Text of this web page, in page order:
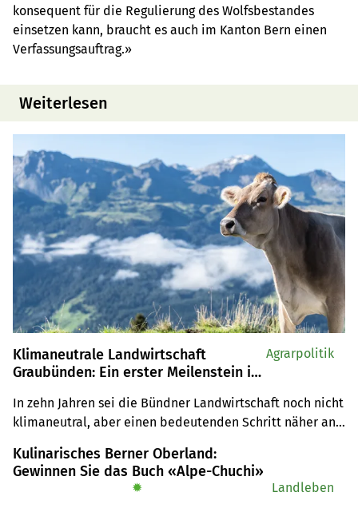
konsequent für die Regulierung des Wolfsbestandes
einsetzen kann, braucht es auch im Kanton Bern einen
Verfassungsauftrag.»
Weiterlesen
Klimaneutrale Landwirtschaft
Graubünden: Ein erster Meilenstein ist
In zehn Jahren sei die Bündner Landwirtschaft noch nicht
klimaneutral, aber einen bedeutenden Schritt näher an
Landwirtschaftlichen Klimagipfel. 52 verschiedene
Projekte zur Reduktion der Treibhausgasemissionen
Agrarpolitik
Kulinarisches Berner Oberland:
Gewinnen Sie das Buch «Alpe-Chuchi»
✹ Landleben